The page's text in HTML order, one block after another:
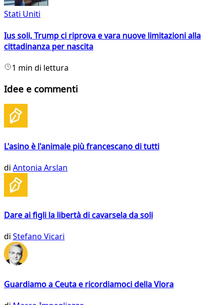
Stati Uniti
Ius soli, Trump ci riprova e vara nuove limitazioni alla
cittadinanza per nascita
1 min di lettura
Idee e commenti
L'asino è l'animale più francescano di tutti
di Antonia Arslan
Dare ai figli la libertà di cavarsela da soli
di Stefano Vicari
Guardiamo a Ceuta e ricordiamoci della Vlora